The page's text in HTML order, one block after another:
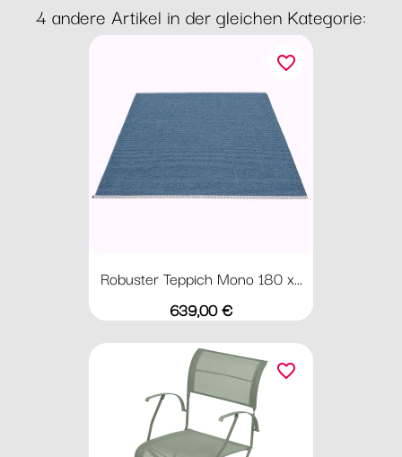
4 andere Artikel in der gleichen Kategorie:
Robuster Teppich Mono 180 x...
Preis
639,00 €
favorite_border
favorite_border